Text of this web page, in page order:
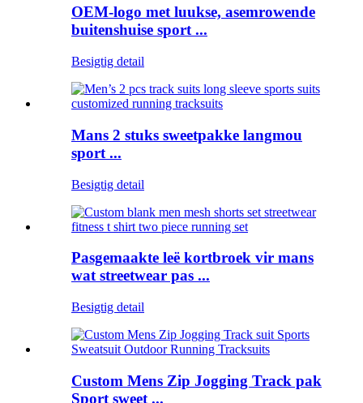
OEM-logo met luukse, asemrowende
buitenshuise sport ...
Besigtig detail
Mans 2 stuks sweetpakke langmou
sport ...
Besigtig detail
Pasgemaakte leë kortbroek vir mans
wat streetwear pas ...
Besigtig detail
Custom Mens Zip Jogging Track pak
Sport sweet ...